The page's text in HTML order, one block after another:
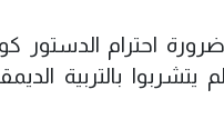
احترام الدستور
يتشربوا بالتربية